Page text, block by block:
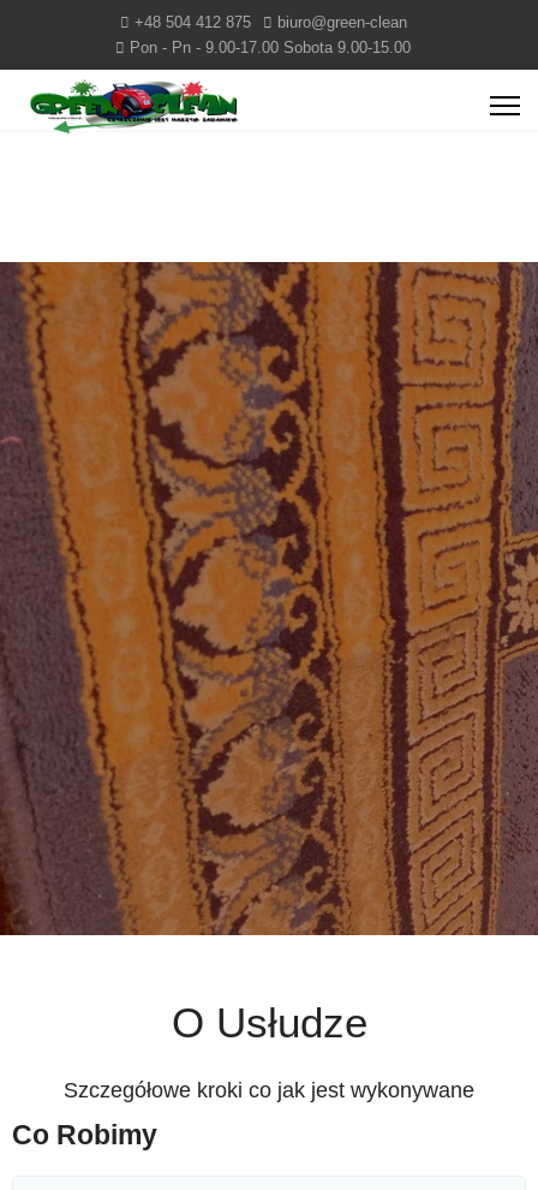
+48 504 412 875
biuro@green-clean
Pon - Pn - 9.00-17.00 Sobota 9.00-15.00
O Usłudze
Szczegółowe kroki co jak jest wykonywane
Co Robimy